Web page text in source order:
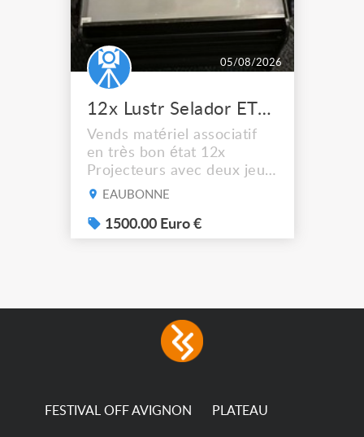
05/08/2026
12x Lustr Selador ETC Led 7x colors filtres
Vends matériel associatif
en très bon état 12x
Projecteurs avec deux jeux
de filtre filtre Lustr Selador
system – seven colour
LEDs providing the
consumption The
permanence of a 50,000-
EAUBONNE
1500.00 Euro €
FESTIVAL OFF AVIGNON PLATEAU